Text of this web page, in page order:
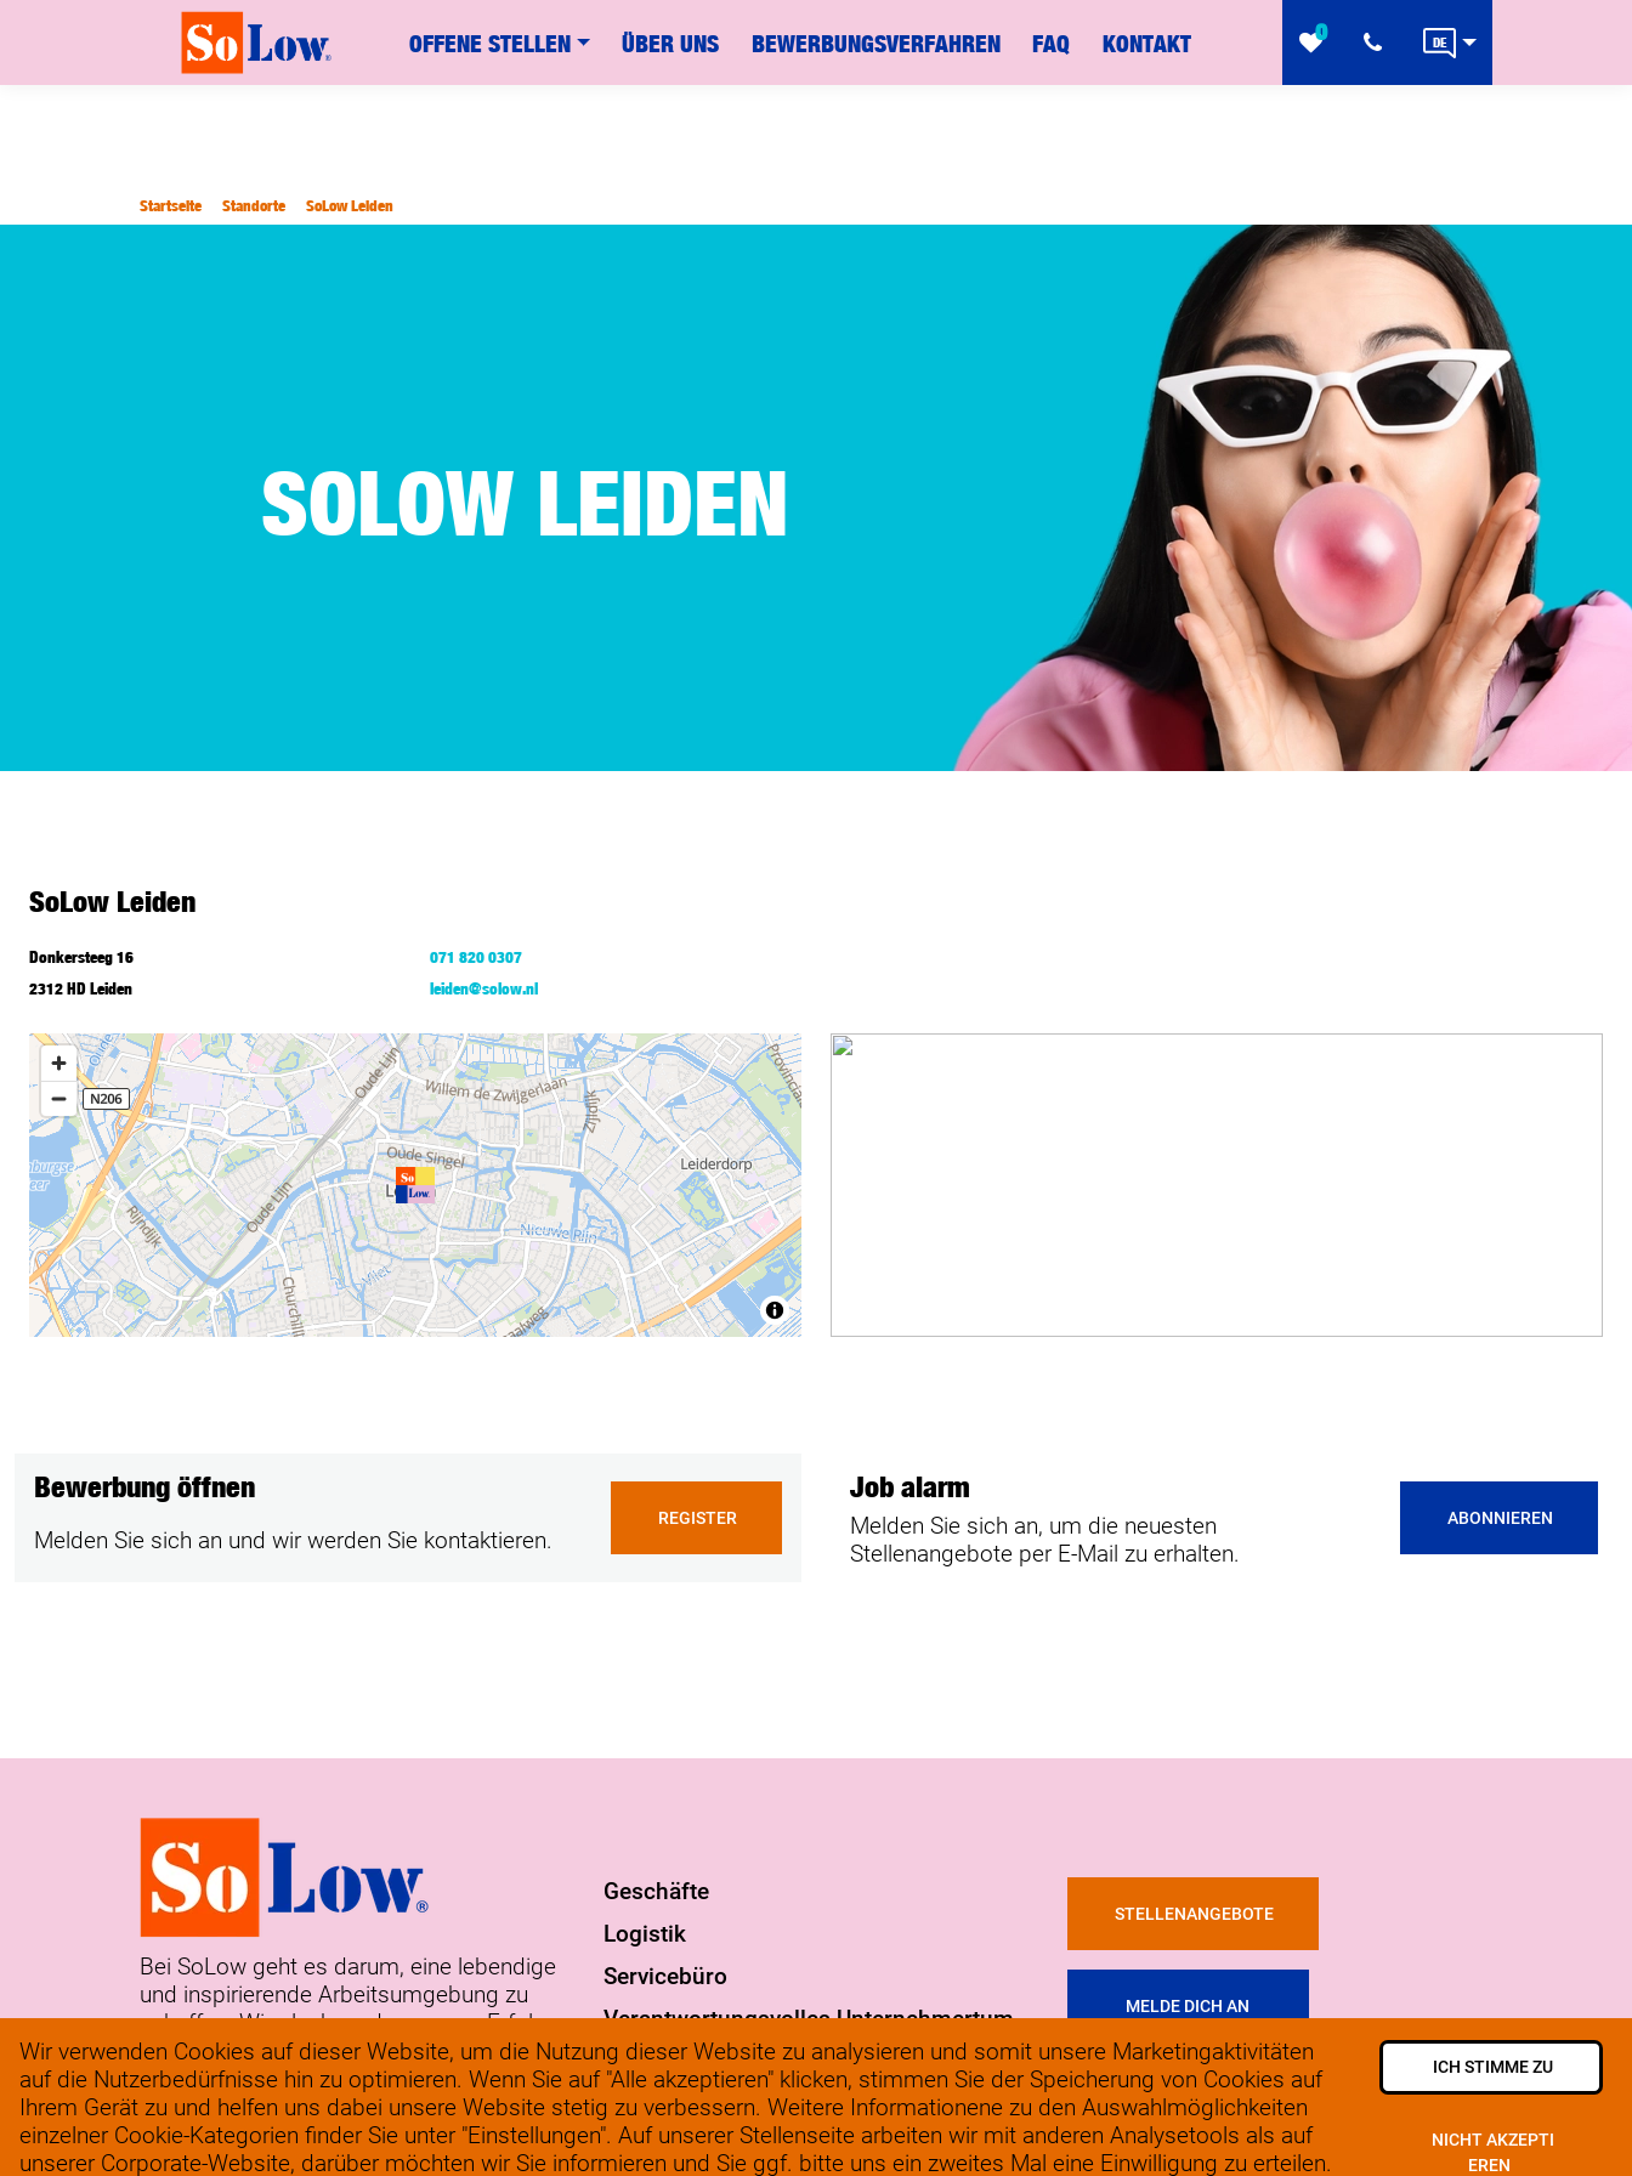
OFFENE STELLEN ÜBER UNS BEWERBUNGSVERFAHREN FAQ KONTAKT 0 DE
Startseite Standorte SoLow Leiden
SOLOW LEIDEN
SoLow Leiden
Donkersteeg 16
2312 HD Leiden
071 820 0307
leiden@solow.nl
Bewerbung öffnen
Melden Sie sich an und wir werden Sie kontaktieren.
REGISTER
Job alarm
Melden Sie sich an, um die neuesten
Stellenangebote per E-Mail zu erhalten.
ABONNIEREN
Bei SoLow geht es darum, eine lebendige
und inspirierende Arbeitsumgebung zu
schaffen. Wir glauben, dass unser Erfolg
aus der Leidenschaft und Hingabe
unseres Teams resultiert.
Geschäfte
Logistik
Servicebüro
Verantwortungsvolles Unternehmertum
FAQ
werkenbij@solow.nl
+ 31 345 62 14 32
STELLENANGEBOTE
MELDE DICH AN
© 2025, SoLow
Datenschutzerklärung
Wir verwenden Cookies auf dieser Website, um die Nutzung dieser Website zu analysieren und somit unsere Marketingaktivitäten
auf die Nutzerbedürfnisse hin zu optimieren. Wenn Sie auf "Alle akzeptieren" klicken, stimmen Sie der Speicherung von Cookies auf
Ihrem Gerät zu und helfen uns dabei unsere Website stetig zu verbessern. Weitere Informationene zu den Auswahlmöglichkeiten
einzelner Cookie-Kategorien finder Sie unter "Einstellungen". Auf unserer Stellenseite arbeiten wir mit anderen Analysetools als auf
unserer Corporate-Website, darüber möchten wir Sie informieren und Sie ggf. bitte uns ein zweites Mal eine Einwilligung zu erteilen.
ICH STIMME ZU
NICHT AKZEPTI
EREN